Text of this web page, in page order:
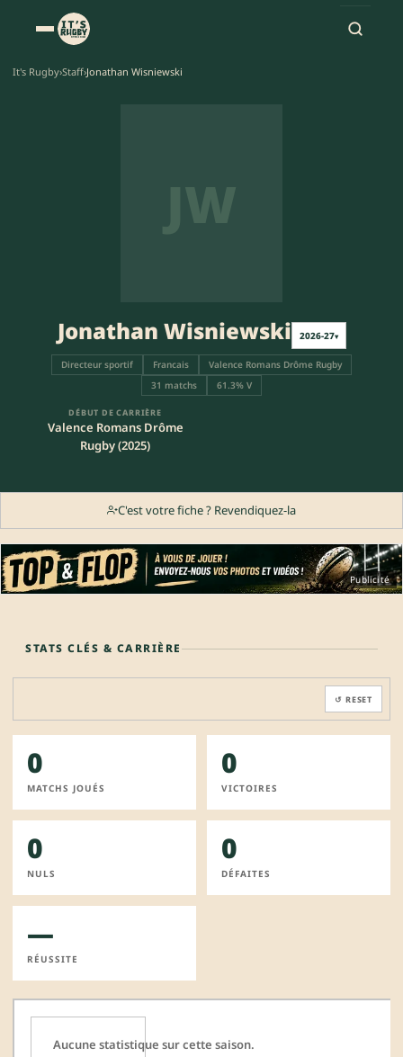
It's Rugby›Staff›Jonathan Wisniewski
JW
Jonathan Wisniewski 2026-27▾
Directeur sportif Francais
Valence Romans Drôme Rugby
31 matchs
61.3% V
DÉBUT DE CARRIÈRE
Valence Romans Drôme
Rugby (2025)
C'est votre fiche ? Revendiquez-la
Publicité
STATS CLÉS & CARRIÈRE
↺ RESET
0
MATCHS JOUÉS
0
VICTOIRES
0
NULS
0
DÉFAITES
—
RÉUSSITE
Aucune statistique sur cette saison.